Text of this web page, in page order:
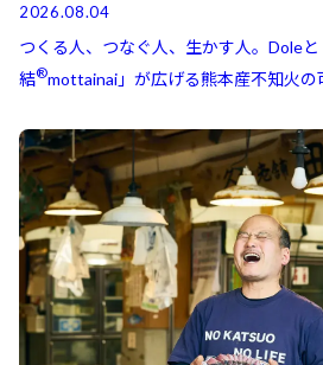
2026.08.04
つくる人、つなぐ人、生かす人。Doleと
結⁠⁠®mottainai」が広げる熊本産不知火の